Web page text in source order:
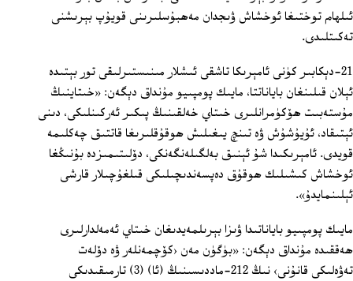
ئىلھام توختىغا ئوخشاش ۋىجدان مەھبۇسلىرىنى قويۇپ بېرىشنى
تەكىتلىدى.
21-دېكابىر كۈنى ئامېرىكا تاشقى ئىشلار مىنىستىرلىقى تور بېتىدە
ئېلان قىلىنغان باياناتتا، مايىك پومپىيو مۇنداق دېگەن: «خىتاينىڭ
مۇستەبىت ھۆكۈمرانلىرى خىتاي خەلقىنىڭ پىكىر ئەركىنلىكى، دىنى
ئېتىقاد، ئۇيۇشۇش ۋە تىنچ يىغىلىش ھوقۇقلىرىغا قاتتىق چەكلىمە
قويدى. ئامېرىكىدا شۇ ئېنىق بەلگىلەنگەنكى، دۆلىتىمىزدە بۇنىڭغا
ئوخشاش كىشىلىك ھوقۇق دەپسەندىچىلىكى قىلغۇچىلار قارشى
ئېلىنمايدۇ».
مايىك پومپىيو باياناتىدا ۋىزا بېرىلمەيدىغان خىتاي ئەمەلدارلىرى
ھەققىدە مۇنداق دېگەن: «بۈگۈن مەن ‹كۆچمەنلەر ۋە دۆلەت
تەۋەلىكى قانۇنى› نىڭ 212-ماددىسىنىڭ (ئا) (3) تارمىقىدىكى